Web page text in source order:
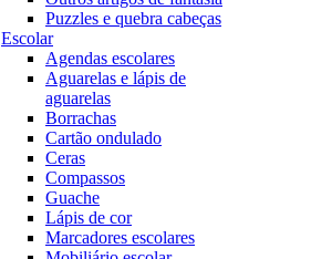
Puzzles e quebra cabeças
Escolar
Agendas escolares
Aguarelas e lápis de
aguarelas
Borrachas
Cartão ondulado
Ceras
Compassos
Guache
Lápis de cor
Marcadores escolares